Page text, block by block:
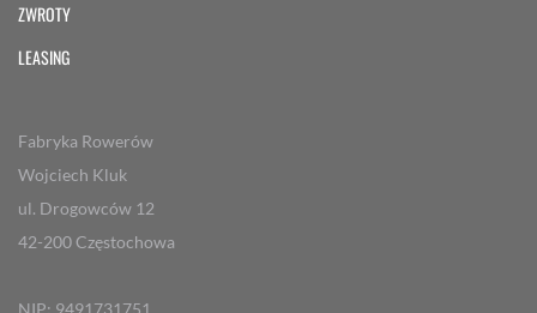
ZWROTY
LEASING
Fabryka Rowerów
Wojciech Kluk
ul. Drogowców 12
42-200 Częstochowa
NIP: 9491731751